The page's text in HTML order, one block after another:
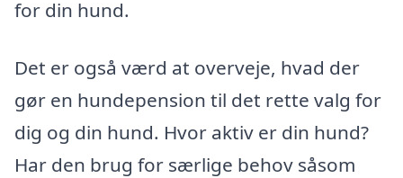
for din hund.
Det er også værd at overveje, hvad der
gør en hundepension til det rette valg for
dig og din hund. Hvor aktiv er din hund?
Har den brug for særlige behov såsom